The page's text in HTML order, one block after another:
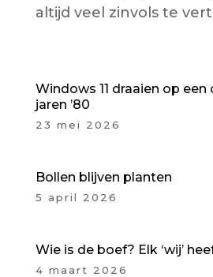
altijd veel zinvols te
Windows 11 draaien op
jaren ’80
23 mei 2026
Bollen blijven planten
5 april 2026
Wie is de boef? Elk ‘wij’
4 maart 2026